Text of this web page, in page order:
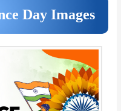
Day Images